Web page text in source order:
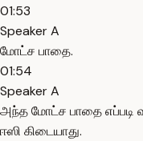
01:53
Speaker A
மோட்ச பாதை.
01:54
Speaker A
அந்த மோட்ச பாதை எப்படி
ஈஸி கிடையாது.